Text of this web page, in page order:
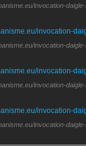
invocation-
invocation-
invocation-
invocation-